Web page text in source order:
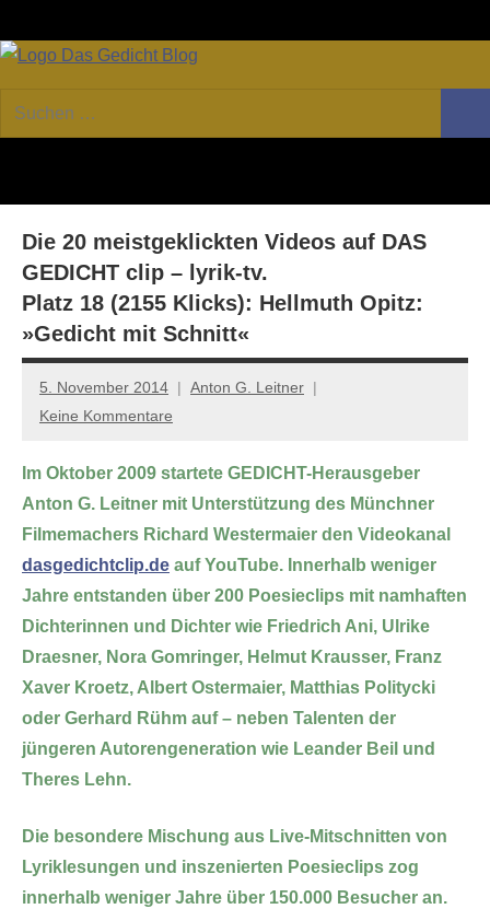
Inhalt
GEDICHT
Forum
von
Lyrik,
Essay
Suchen
nach:
Die 20 meistgeklickten Videos auf DAS
GEDICHT clip – lyrik-tv.
Platz 18 (2155 Klicks): Hellmuth Opitz:
»Gedicht mit Schnitt«
5. November 2014
Anton G. Leitner
Keine Kommentare
Im Oktober 2009 startete GEDICHT-Herausgeber
Anton G. Leitner mit Unterstützung des Münchner
Filmemachers Richard Westermaier den Videokanal
dasgedichtclip.de auf YouTube. Innerhalb weniger
Jahre entstanden über 200 Poesieclips mit namhaften
Dichterinnen und Dichter wie Friedrich Ani, Ulrike
Draesner, Nora Gomringer, Helmut Krausser, Franz
Xaver Kroetz, Albert Ostermaier, Matthias Politycki
oder Gerhard Rühm auf – neben Talenten der
jüngeren Autorengeneration wie Leander Beil und
Theres Lehn.
Die besondere Mischung aus Live-Mitschnitten von
Lyriklesungen und inszenierten Poesieclips zog
innerhalb weniger Jahre über 150.000 Besucher an.